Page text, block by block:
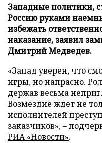
Западные политики,
Россию руками
избежать
наказание, заявил
Дмитрий Медведев.
«Запад уверен, что
игры, но напрасно.
держав весьма
Возмездие ждет не
исполнителей
заказчиков», –
РИА «Новости».